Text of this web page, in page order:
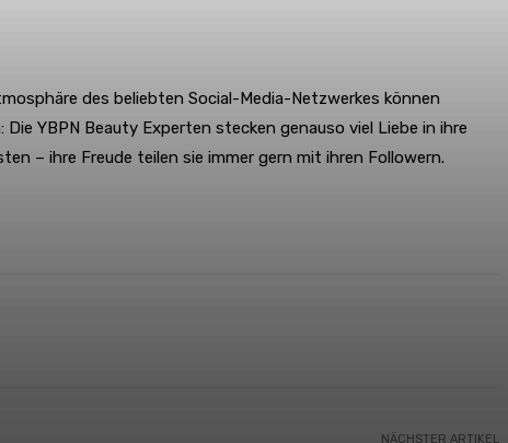
des beliebten Social-Media-Netzwerkes können
YBPN Beauty Experten stecken genauso viel Liebe in ihre
– ihre Freude teilen sie immer gern mit ihren Followern.
NÄCHSTER ARTIKEL